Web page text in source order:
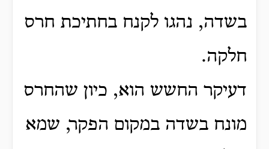
בשדה, נהגו לקנח בחתיכת חרס
חלקה.
דעיקר החשש הוא, כיון שהחרס
מונח בשדה במקום הפקר, שמא